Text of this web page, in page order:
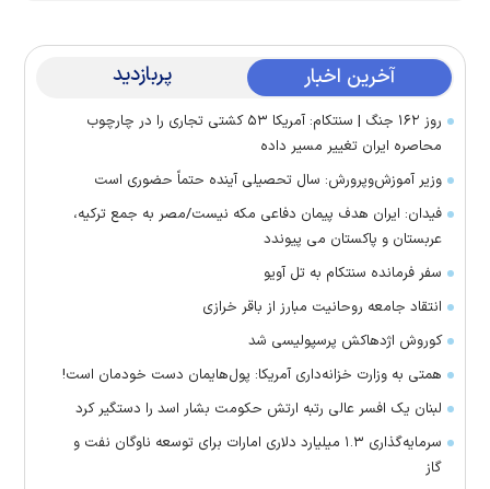
آخرین اخبار پربازدید
روز ۱۶۲ جنگ | سنتکام: آمریکا ۵۳ کشتی تجاری را در چارچوب
محاصره ایران تغییر مسیر داده
وزیر آموزش‌وپرورش: سال تحصیلی آینده حتماً حضوری است
فیدان: ایران هدف پیمان دفاعی مکه نیست/مصر به جمع ترکیه،
عربستان و پاکستان می پیوندد
سفر فرمانده سنتکام به تل آویو
انتقاد جامعه روحانیت مبارز از باقر خرازی
کوروش اژدهاکش پرسپولیسی شد
همتی به وزارت خزانه‌داری آمریکا: پول‌هایمان دست خودمان است!
لبنان یک افسر عالی رتبه ارتش حکومت بشار اسد را دستگیر کرد
سرمایه‌گذاری ۱.۳ میلیارد دلاری امارات برای توسعه ناوگان نفت و
گاز